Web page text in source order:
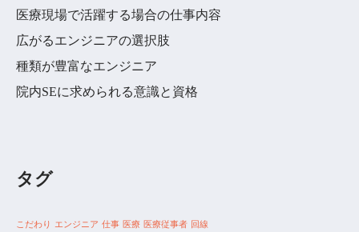
医療現場で活躍する場合の仕事内容
広がるエンジニアの選択肢
種類が豊富なエンジニア
院内SEに求められる意識と資格
タグ
こだわり エンジニア 仕事 医療 医療従事者 回線